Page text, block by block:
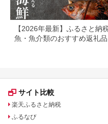
【2026年最新】ふるさと納
魚・魚介類のおすすめ返礼品
サイト比較
楽天ふるさと納税
ふるなび